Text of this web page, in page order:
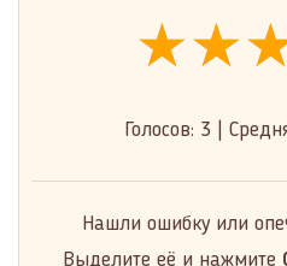
Голосов: 3
Нашли ошибку или
Выделите её и нажмите